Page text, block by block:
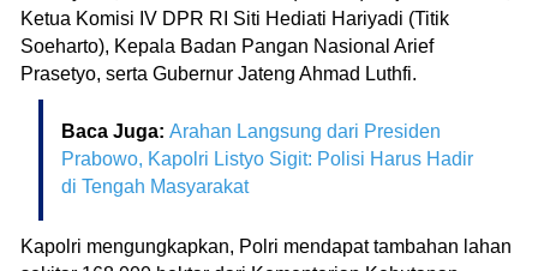
Ketua Komisi IV DPR RI Siti Hediati Hariyadi (Titik
Soeharto), Kepala Badan Pangan Nasional Arief
Prasetyo, serta Gubernur Jateng Ahmad Luthfi.
Baca Juga: Arahan Langsung dari Presiden
Prabowo, Kapolri Listyo Sigit: Polisi Harus Hadir
di Tengah Masyarakat
Kapolri mengungkapkan, Polri mendapat tambahan lahan